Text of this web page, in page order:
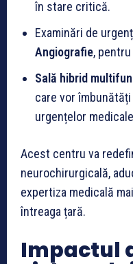
în stare critică.
Examinări de
Angiografie,
Sală hibrid
care vor
urgențelor
Acest centru va
neurochirurgicală,
expertiza medicală
întreaga țară.
Impactul